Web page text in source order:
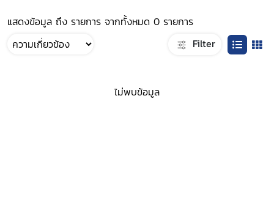
แสดงข้อมูล ถึง รายการ จากทั้งหมด 0 รายการ
Filter
ไม่พบข้อมูล